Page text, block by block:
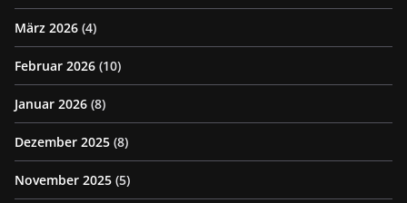
März 2026 (4)
Februar 2026 (10)
Januar 2026 (8)
Dezember 2025 (8)
November 2025 (5)